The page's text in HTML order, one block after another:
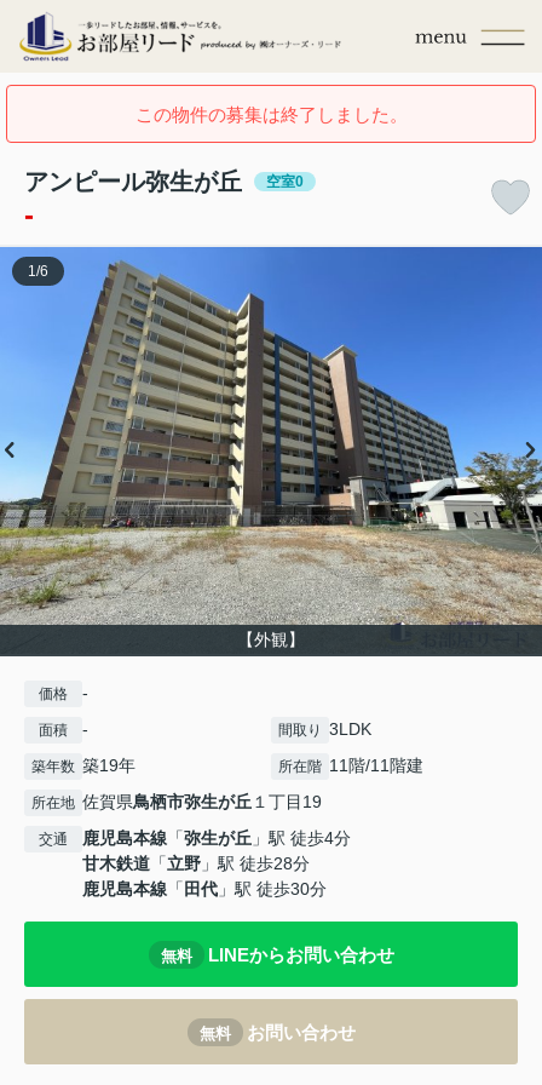
この物件の募集は終了しました。
アンピール弥生が丘 空室0
-
【外観】
1 /6
価格 -
面積 - 間取り 3LDK
築年数 築19年 所在階 11階/11階建
所在地 佐賀県鳥栖市弥生が丘 １丁目19
交通 鹿児島本線 「弥生が丘 」駅 徒歩4分
甘木鉄道 「立野 」駅 徒歩28分
鹿児島本線 「 田代 」駅 徒歩30分
無料 LINEからお問い合わせ
無料 お問い合わせ